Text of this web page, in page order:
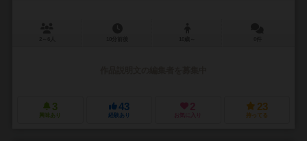
3
興味あり
43
経験あり
2
お気に入り
23
持ってる